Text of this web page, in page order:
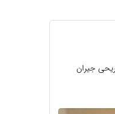
سایت تفریحی جیران